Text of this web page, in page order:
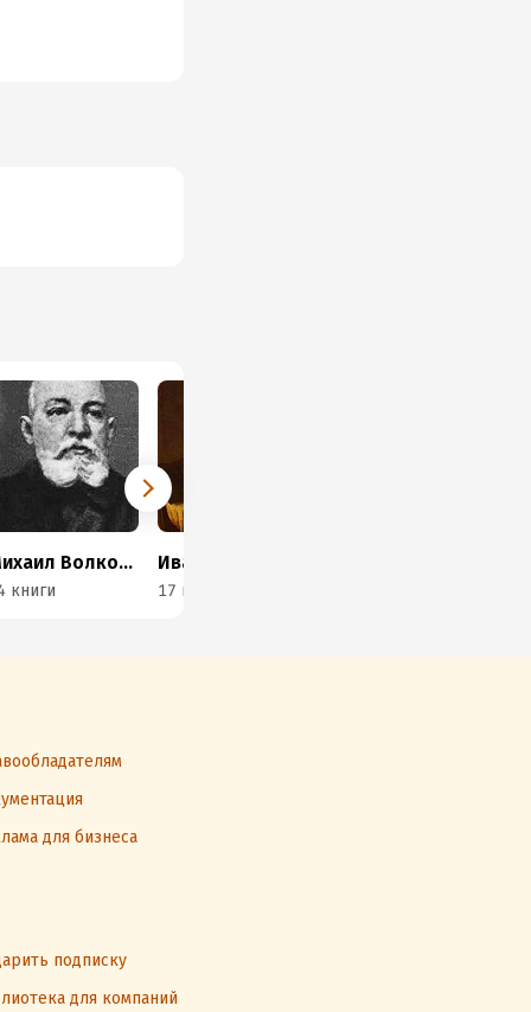
Михаил Волконский
книги 17 книг
для бизнеса
подписку
для компаний